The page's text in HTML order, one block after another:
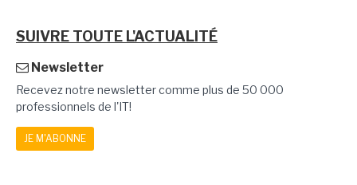
SUIVRE TOUTE L'ACTUALITÉ
Newsletter
Recevez notre newsletter comme plus de 50 000
professionnels de l'IT!
JE M'ABONNE